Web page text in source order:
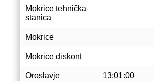
Mokrice tehnička
stanica
Mokrice
Mokrice diskont
Oroslavje 13:01:00